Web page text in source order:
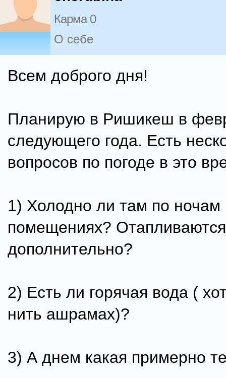
Карма 0
О себе
Всем доброго дня!
Планирую в Ришикеш в
следующего года. Есть
вопросов по погоде в это
1) Холодно ли там по ночам
помещениях?
дополнительно?
2) Есть ли горячая вода (
нить ашрамах)?
3) А днем какая примерно